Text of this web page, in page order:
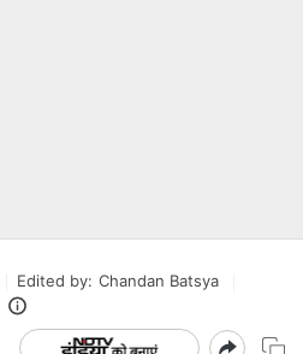
Edited by: Chandan Batsya